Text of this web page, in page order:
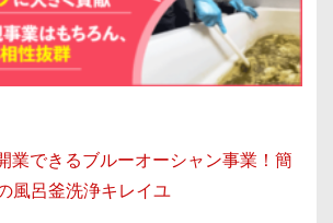
業できるブルーオーシャン事業！簡
風呂釜洗浄キレイユ